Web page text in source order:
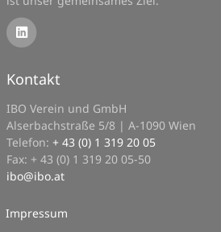
Kontakt
IBO Verein und GmbH
Alserbachstraße 5/8 | A-1090 Wien
Telefon: + 43 (0) 1 319 20 05
Fax: + 43 (0) 1 319 20 05-50
ibo@ibo.at
Impressum